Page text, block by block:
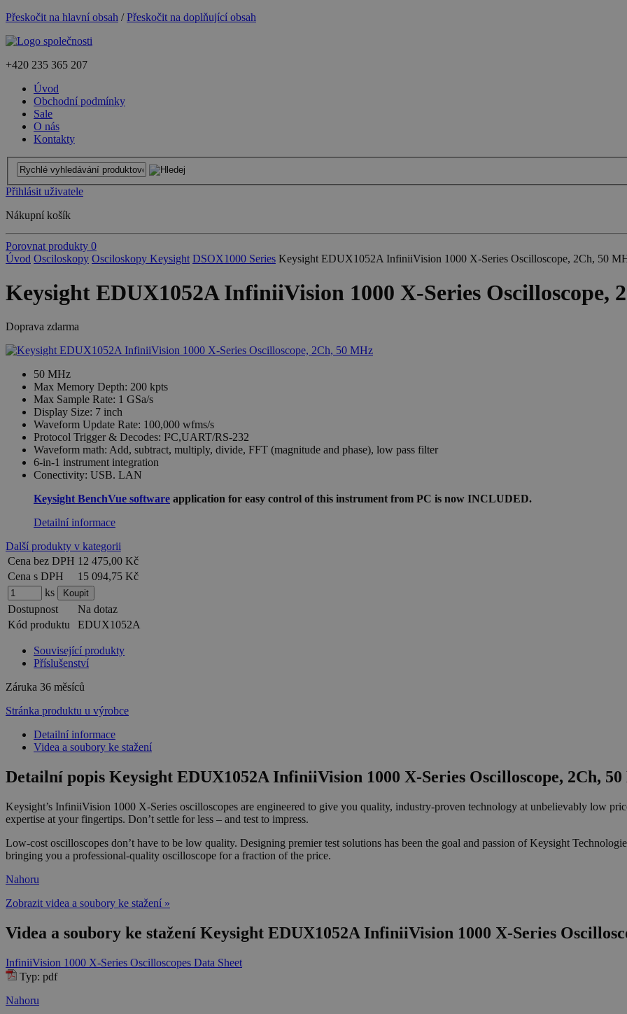
Přeskočit na hlavní obsah /Přeskočit na doplňující obsah
+420 235 365 207
Úvod
Obchodní podmínky
Sale
O nás
Kontakty
Přihlásit uživatele
Nákupní košík
Porovnat produkty 0
Úvod Osciloskopy Osciloskopy Keysight DSOX1000 Series Keysight EDUX1052A InfiniiVision 1000 X-Series Oscilloscope, 2Ch, 50
Keysight EDUX1052A InfiniiVision 1000 X-Series Oscilloscope,
Doprava zdarma
50 MHz
Max Memory Depth: 200 kpts
Max Sample Rate: 1 GSa/s
Display Size: 7 inch
Waveform Update Rate: 100,000 wfms/s
Protocol Trigger & Decodes: I²C,UART/RS-232
Waveform math: Add, subtract, multiply, divide, FFT (magnitude and phase), low pass filter
6-in-1 instrument integration
Conectivity: USB. LAN
Keysight BenchVue software application for easy control of this instrument from PC is now INCLUDED.
Detailní informace
Další produkty v kategorii
Cena bez DPH 12 475,00 Kč
Cena s DPH
15 094,75 Kč
ks
Dostupnost
Na dotaz
Kód produktu
EDUX1052A
Související produkty
Příslušenství
Záruka 36 měsíců
Stránka produktu u výrobce
Detailní informace
Videa a soubory ke stažení
Detailní popis Keysight EDUX1052A InfiniiVision 1000 X-Series Oscilloscope, 2Ch,
Keysight’s InfiniiVision 1000 X-Series oscilloscopes are engineered to give you quality, industry-proven technology at unbelievably low
expertise at your fingertips. Don’t settle for less – and test to impress.
Low-cost oscilloscopes don’t have to be low quality. Designing premier test solutions has been the goal and passion of Keysight
bringing you a professional-quality oscilloscope for a fraction of the price.
Nahoru
Zobrazit videa a soubory ke stažení »
Videa a soubory ke stažení Keysight EDUX1052A InfiniiVision 1000 X-Series
InfiniiVision 1000 X-Series Oscilloscopes Data Sheet
Typ: pdf
Nahoru